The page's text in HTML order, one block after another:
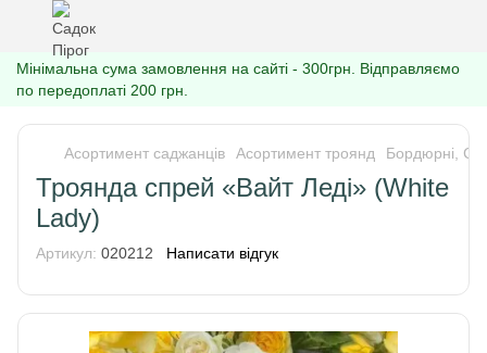
Мінімальна сума замовлення на сайті - 300грн. Відправляємо
по передоплаті 200 грн.
Асортимент саджанців Асортимент троянд Бордюрні,
Троянда спрей «Вайт Леді» (White
Lady)
Артикул: 020212 Написати відгук